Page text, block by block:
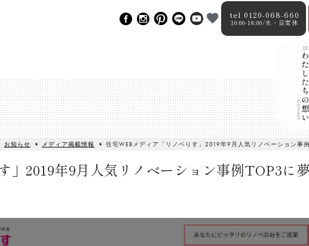
tel 0120-068-660
10:00-18:00/水・日定休
お知らせ メディア掲載情報 住宅WEBメディア「リノベりす」2019年9月人気リノベーション事
」2019年9月人気リノベーション事例TOP3に